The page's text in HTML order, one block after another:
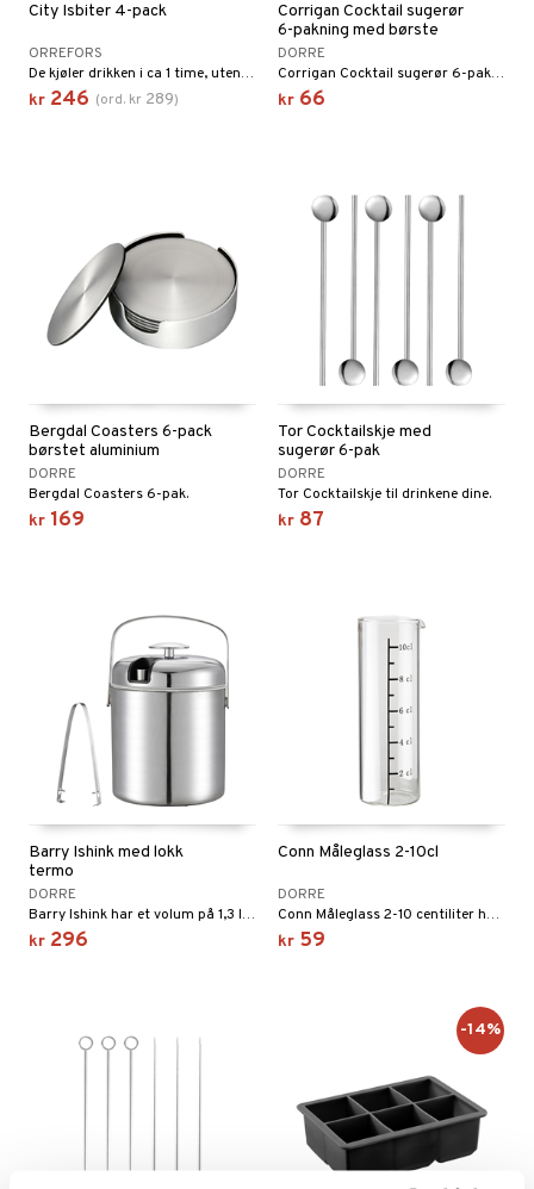
City Isbiter 4-pack
ORREFORS
De kjøler drikken i ca 1 time, uten å spe den ut med vann. Tåler maskinvask. Leveres i en eksklusiv presangeske med fløyelspose.
kr 246 (ord. kr 289)
Corrigan Cocktail sugerør
6-pakning med børste
DORRE
Corrigan Cocktail sugerør 6-pakning.
kr 66
Bergdal Coasters 6-pack
børstet aluminium
DORRE
Bergdal Coasters 6-pak.
kr 169
Tor Cocktailskje med
sugerør 6-pak
DORRE
Tor Cocktailskje til drinkene dine.
kr 87
Barry Ishink med lokk
termo
DORRE
Barry Ishink har et volum på 1,3 liter og er perfekt for å ha godt avkjølt is til alle drikkebegivenheter eller til sommerfester.
kr 296
Conn Måleglass 2-10cl
DORRE
Conn Måleglass 2-10 centiliter høyde 12 cm.
kr 59
-14%